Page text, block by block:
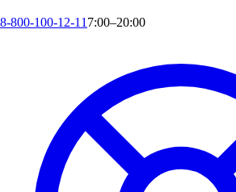
8-800-100-12-11 7:00–20:00